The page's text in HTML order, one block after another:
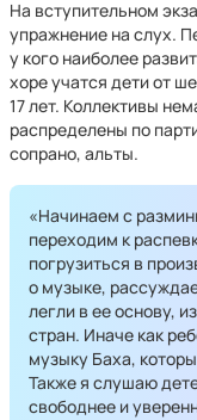
На вступительном
упражнение на слух.
у кого наиболее
хоре учатся дети от
17 лет. Коллективы
распределены по
сопрано, альты.
«Начинаем с
переходим к
погрузиться в
о музыке,
легли в ее основу,
стран. Иначе как
музыку Баха,
Также я слушаю
свободнее и